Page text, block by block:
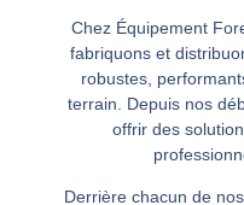
Chez Équipement
fabriquons et
robustes,
terrain. Depuis nos
offrir des
Derrière chacun de